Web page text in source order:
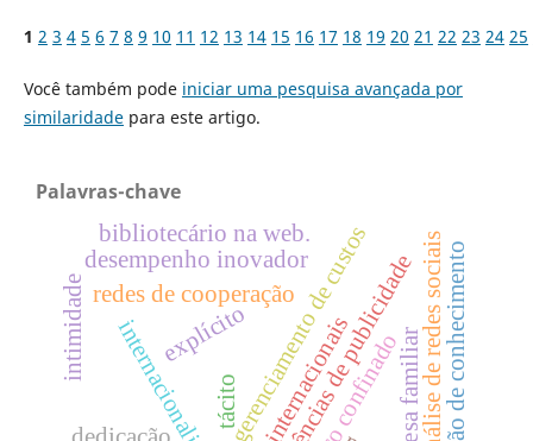
1 2 3 4 5 6 7 8 9 10 11 12 13 14 15 16 17 18 19 20 21 22 23 24 25
Você também pode iniciar uma pesquisa avançada por
similaridadepara este artigo.
Palavras-chave
gerenciamento de custos
redes de cooperação
desempenho inovadoragências de publicidade
tácito
explícito
bibliotecário na web.
intimidade análise de redes sociaiscriação de conhecimento